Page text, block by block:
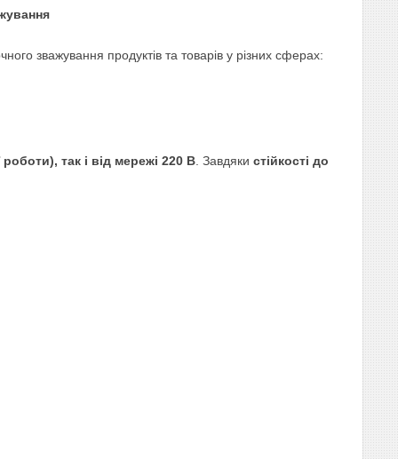
зважування продуктів та товарів у різних сферах:
так і від мережі 220 В . Завдяки стійкості до